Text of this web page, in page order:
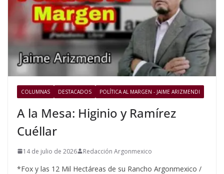
COLUMNAS DESTACADOS POLÍTICA AL MARGEN - JAIME ARIZMENDI
A la Mesa: Higinio y Ramírez
Cuéllar
14 de julio de 2026 Redacción Argonmexico
*Fox y las 12 Mil Hectáreas de su Rancho Argonmexico /